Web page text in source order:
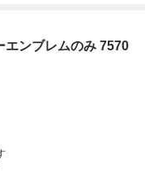
テーナー
エンブレムのみ 7570